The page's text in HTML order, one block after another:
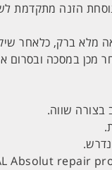
הזנה מתקדמת
מלא ברק, כלאחר
במסכה ובסרום
בצורה שווה.
Absolut repair